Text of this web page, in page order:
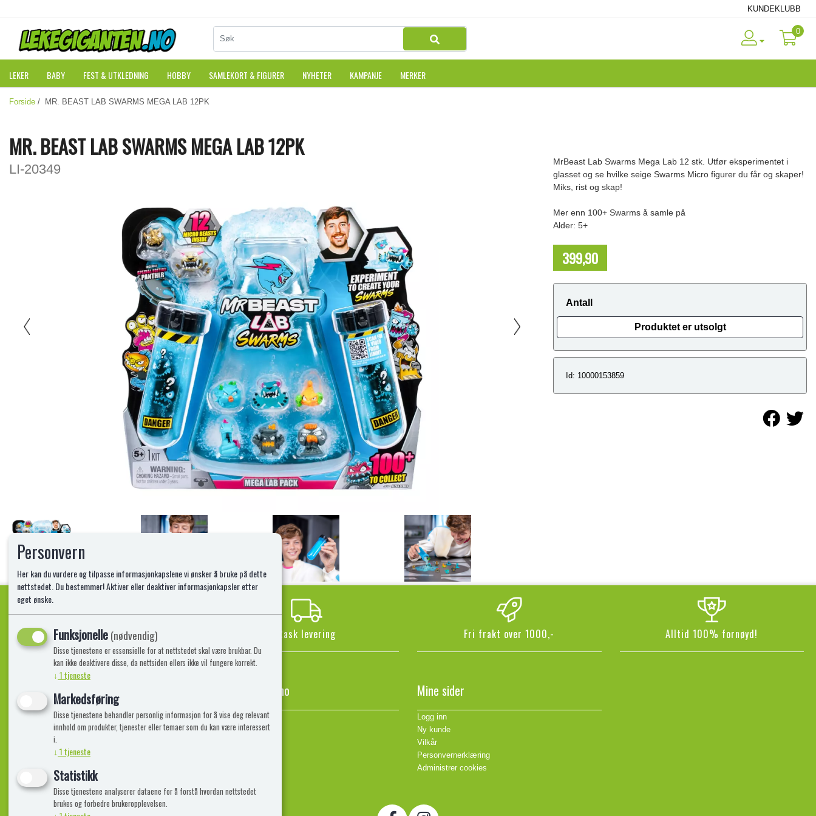
KUNDEKLUBB
0
LEKER BABY FEST & UTKLEDNING HOBBY SAMLEKORT & FIGURER NYHETER KAMPANJE MERKER
Forside / MR. BEAST LAB SWARMS MEGA LAB 12PK
MR. BEAST LAB SWARMS MEGA LAB 12PK
LI-20349
MrBeast Lab Swarms Mega Lab 12 stk. Utfør eksperimentet i
glasset og se hvilke seige Swarms Micro figurer du får og skaper!
Miks, rist og skap!
Mer enn 100+ Swarms å samle på
Alder: 5+
399,90
Antall
Produktet er utsolgt
Id: 10000153859
Kvalitetsprodukter! Rask levering Fri frakt over 1000,- Alltid 100% fornøyd!
Informasjon
Frakt, Retur og Reklamasjon
Lekegiganten.no
Kontakt oss
Om oss
Mine sider
Logg inn
Ny kunde
Vilkår
Personvernerklæring
Administrer cookies
Personvern
Her kan du vurdere og tilpasse informasjonkapslene vi ønsker å bruke på dette
nettstedet. Du bestemmer! Aktiver eller deaktiver informasjonkapsler etter
eget ønske.
Funksjonelle(nødvendig)
Disse tjenestene er essensielle for at nettstedet skal være brukbar. Du
kan ikke deaktivere disse, da nettsiden ellers ikke vil fungere korrekt.
↓ 1tjeneste
Markedsføring
Disse tjenestene behandler personlig informasjon for å vise deg relevant
innhold om produkter, tjenester eller temaer som du kan være interessert
i.
↓ 1tjeneste
Statistikk
Disse tjenestene analyserer dataene for å forstå hvordan nettstedet
brukes og forbedre brukeropplevelsen.